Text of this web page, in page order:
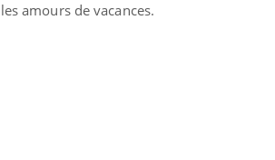
amours de vacances.